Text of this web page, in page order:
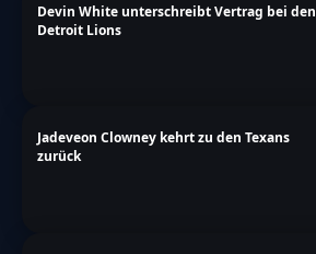
Devin White unterschreibt Vertrag bei den
Detroit Lions
Jadeveon Clowney kehrt zu den Texans
zurück